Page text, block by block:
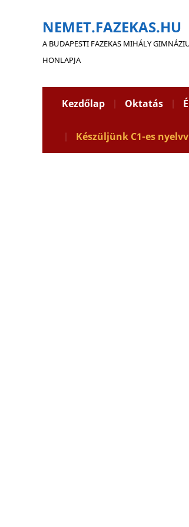
NEMET.FAZEKAS.HU
A BUDAPESTI FAZEKAS MIHÁLY
HONLAPJA
Kezdőlap Oktatás
Készüljünk C1-es